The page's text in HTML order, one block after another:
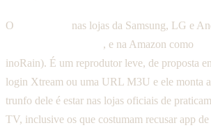
O
nas lojas da Samsung, LG e
, e na Amazon como
inoRain). É um reprodutor leve, de proposta
login Xtream ou uma URL M3U e ele monta
trunfo dele é estar nas lojas oficiais de
TV, inclusive os que costumam recusar app